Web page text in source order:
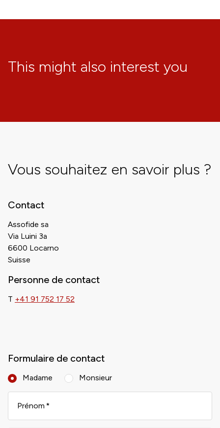
This might also interest you
Vous souhaitez en savoir plus ?
Contact
Assofide sa
Via Luini 3a
6600 Locarno
Suisse
Personne de contact
T +41 91 752 17 52
Formulaire de contact
Madame Monsieur
Prénom